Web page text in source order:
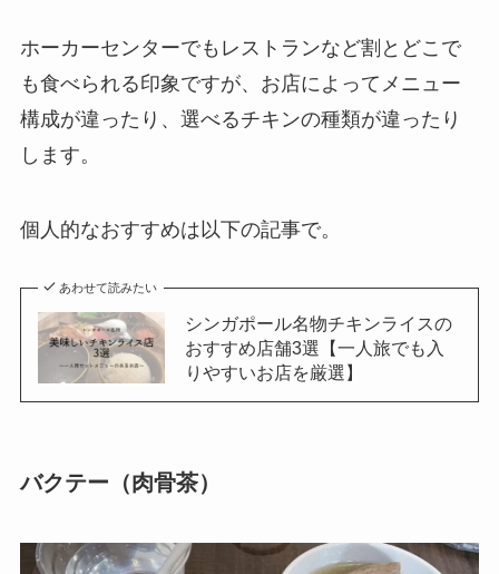
ホーカーセンターでもレストランなど割とどこで
も食べられる印象ですが、お店によってメニュー
構成が違ったり、選べるチキンの種類が違ったり
します。
個人的なおすすめは以下の記事で。
あわせて読みたい
シンガポール名物チキンライスの
おすすめ店舗3選【一人旅でも入
りやすいお店を厳選】
バクテー（肉骨茶）